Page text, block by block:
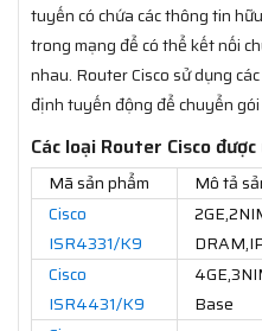
tuyến có chứa các thông tin
trong mạng để có thể kết nối
nhau. Router Cisco sử dụng
định tuyến động để chuyển
Các loại Router Cisco
Mã sản phẩm
Mô tả
Cisco
ISR4331/K9
Cisco
ISR4431/K9
Base